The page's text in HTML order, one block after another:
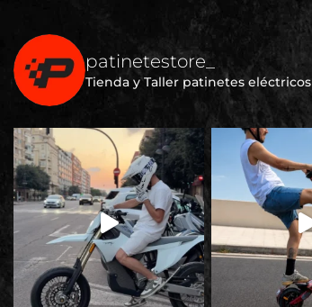
patinetestore_
Tienda y Taller patinetes eléctricos